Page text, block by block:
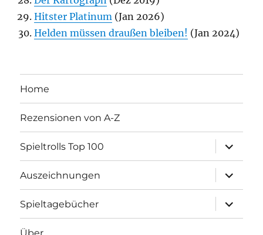
Hitster Platinum (Jan 2026)
Helden müssen draußen bleiben! (Jan 2024)
Home
Rezensionen von A-Z
Spieltrolls Top 100
öffnen
Auszeichnungen
öffnen
Spieltagebücher
öffnen